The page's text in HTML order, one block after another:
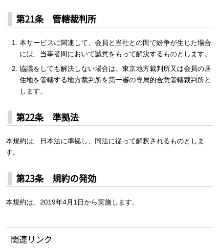
第21条 管轄裁判所
本サービスに関連して、会員と当社との間で紛争が生じた場合
には、当事者間において誠意をもって解決するものとします。
協議をしても解決しない場合は、東京地方裁判所又は会員の居
住地を管轄する地方裁判所を第一審の専属的合意管轄裁判所と
します。
第22条 準拠法
本規約は、日本法に準拠し、同法に従って解釈されるものとしま
す。
第23条 規約の発効
本規約は、2019年4月1日から実施します。
関連リンク